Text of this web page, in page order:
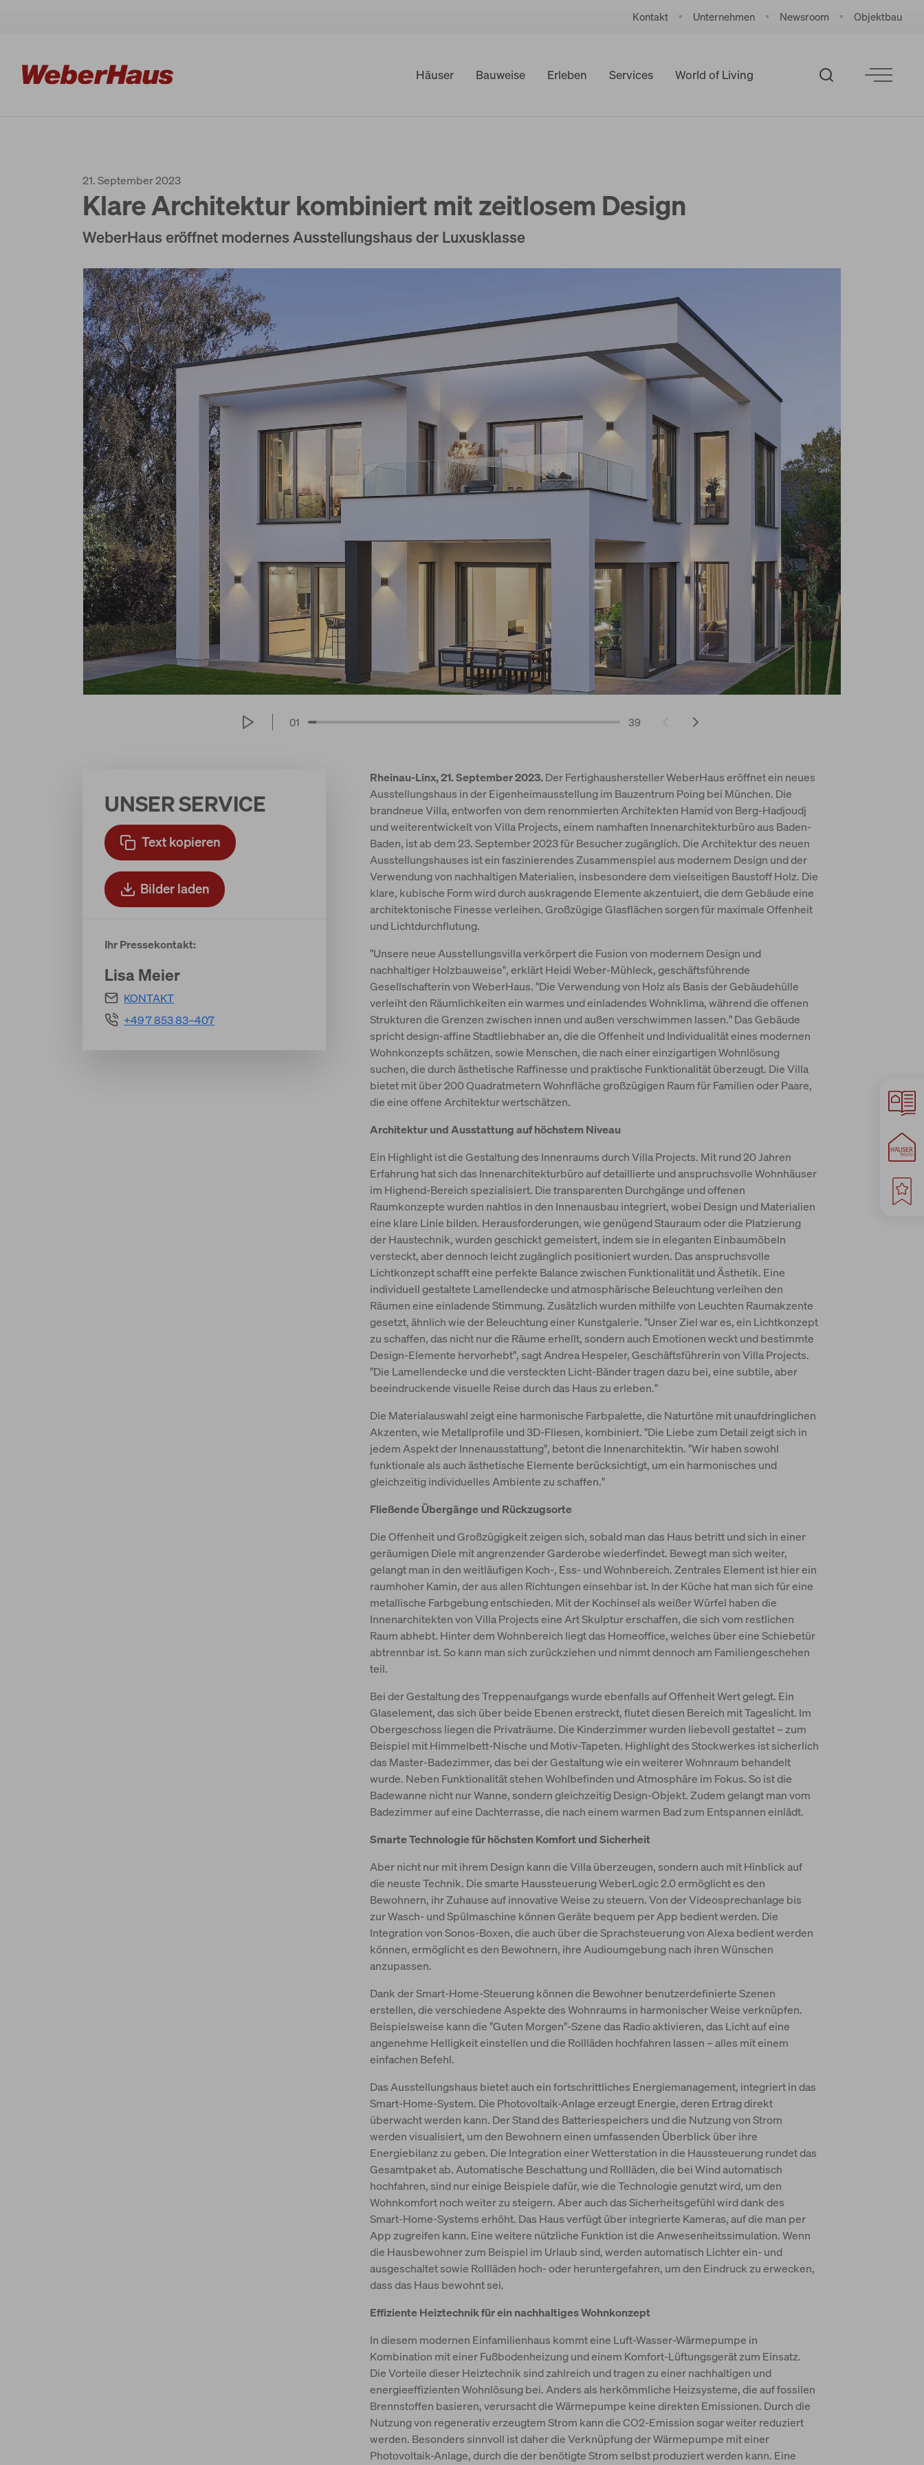
Kontakt Unternehmen Newsroom Objektbau
Häuser Bauweise Erleben Services World of Living
21. September 2023
Klare Architektur kombiniert mit zeitlosem Design
WeberHaus eröffnet modernes Ausstellungshaus der Luxusklasse
01 39
Rheinau-Linx, 21. September 2023. Der Fertighaushersteller WeberHaus eröffnet ein neues
Ausstellungshaus in der Eigenheimausstellung im Bauzentrum Poing bei München. Die
brandneue Villa, entworfen von dem renommierten Architekten Hamid von Berg-Hadjoudj
und weiterentwickelt von Villa Projects, einem namhaften Innenarchitekturbüro aus Baden-
Baden, ist ab dem 23. September 2023 für Besucher zugänglich. Die Architektur des neuen
Ausstellungshauses ist ein faszinierendes Zusammenspiel aus modernem Design und der
Verwendung von nachhaltigen Materialien, insbesondere dem vielseitigen Baustoff Holz. Die
klare, kubische Form wird durch auskragende Elemente akzentuiert, die dem Gebäude eine
architektonische Finesse verleihen. Großzügige Glasflächen sorgen für maximale Offenheit
und Lichtdurchflutung.
"Unsere neue Ausstellungsvilla verkörpert die Fusion von modernem Design und
nachhaltiger Holzbauweise", erklärt Heidi Weber-Mühleck, geschäftsführende
Gesellschafterin von WeberHaus. "Die Verwendung von Holz als Basis der Gebäudehülle
verleiht den Räumlichkeiten ein warmes und einladendes Wohnklima, während die offenen
Strukturen die Grenzen zwischen innen und außen verschwimmen lassen." Das Gebäude
spricht design-affine Stadtliebhaber an, die die Offenheit und Individualität eines modernen
Wohnkonzepts schätzen, sowie Menschen, die nach einer einzigartigen Wohnlösung
suchen, die durch ästhetische Raffinesse und praktische Funktionalität überzeugt. Die Villa
bietet mit über 200 Quadratmetern Wohnfläche großzügigen Raum für Familien oder Paare,
die eine offene Architektur wertschätzen.
Architektur und Ausstattung auf höchstem Niveau
Ein Highlight ist die Gestaltung des Innenraums durch Villa Projects. Mit rund 20 Jahren
Erfahrung hat sich das Innenarchitekturbüro auf detaillierte und anspruchsvolle Wohnhäuser
im Highend-Bereich spezialisiert. Die transparenten Durchgänge und offenen
Raumkonzepte wurden nahtlos in den Innenausbau integriert, wobei Design und Materialien
eine klare Linie bilden. Herausforderungen, wie genügend Stauraum oder die Platzierung
der Haustechnik, wurden geschickt gemeistert, indem sie in eleganten Einbaumöbeln
versteckt, aber dennoch leicht zugänglich positioniert wurden. Das anspruchsvolle
Lichtkonzept schafft eine perfekte Balance zwischen Funktionalität und Ästhetik. Eine
individuell gestaltete Lamellendecke und atmosphärische Beleuchtung verleihen den
Räumen eine einladende Stimmung. Zusätzlich wurden mithilfe von Leuchten Raumakzente
gesetzt, ähnlich wie der Beleuchtung einer Kunstgalerie. "Unser Ziel war es, ein Lichtkonzept
zu schaffen, das nicht nur die Räume erhellt, sondern auch Emotionen weckt und bestimmte
Design-Elemente hervorhebt", sagt Andrea Hespeler, Geschäftsführerin von Villa Projects.
"Die Lamellendecke und die versteckten Licht-Bänder tragen dazu bei, eine subtile, aber
beeindruckende visuelle Reise durch das Haus zu erleben."
Die Materialauswahl zeigt eine harmonische Farbpalette, die Naturtöne mit unaufdringlichen
Akzenten, wie Metallprofile und 3D-Fliesen, kombiniert. "Die Liebe zum Detail zeigt sich in
jedem Aspekt der Innenausstattung", betont die Innenarchitektin. "Wir haben sowohl
funktionale als auch ästhetische Elemente berücksichtigt, um ein harmonisches und
gleichzeitig individuelles Ambiente zu schaffen."
Fließende Übergänge und Rückzugsorte
Die Offenheit und Großzügigkeit zeigen sich, sobald man das Haus betritt und sich in einer
geräumigen Diele mit angrenzender Garderobe wiederfindet. Bewegt man sich weiter,
gelangt man in den weitläufigen Koch-, Ess- und Wohnbereich. Zentrales Element ist hier ein
raumhoher Kamin, der aus allen Richtungen einsehbar ist. In der Küche hat man sich für eine
metallische Farbgebung entschieden. Mit der Kochinsel als weißer Würfel haben die
Innenarchitekten von Villa Projects eine Art Skulptur erschaffen, die sich vom restlichen
Raum abhebt. Hinter dem Wohnbereich liegt das Homeoffice, welches über eine Schiebetür
abtrennbar ist. So kann man sich zurückziehen und nimmt dennoch am Familiengeschehen
teil.
Bei der Gestaltung des Treppenaufgangs wurde ebenfalls auf Offenheit Wert gelegt. Ein
Glaselement, das sich über beide Ebenen erstreckt, flutet diesen Bereich mit Tageslicht. Im
Obergeschoss liegen die Privaträume. Die Kinderzimmer wurden liebevoll gestaltet – zum
Beispiel mit Himmelbett-Nische und Motiv-Tapeten. Highlight des Stockwerkes ist sicherlich
das Master-Badezimmer, das bei der Gestaltung wie ein weiterer Wohnraum behandelt
wurde. Neben Funktionalität stehen Wohlbefinden und Atmosphäre im Fokus. So ist die
Badewanne nicht nur Wanne, sondern gleichzeitig Design-Objekt. Zudem gelangt man vom
Badezimmer auf eine Dachterrasse, die nach einem warmen Bad zum Entspannen einlädt.
Smarte Technologie für höchsten Komfort und Sicherheit
Aber nicht nur mit ihrem Design kann die Villa überzeugen, sondern auch mit Hinblick auf
die neuste Technik. Die smarte Haussteuerung WeberLogic 2.0 ermöglicht es den
Bewohnern, ihr Zuhause auf innovative Weise zu steuern. Von der Videosprechanlage bis
zur Wasch- und Spülmaschine können Geräte bequem per App bedient werden. Die
Integration von Sonos-Boxen, die auch über die Sprachsteuerung von Alexa bedient werden
können, ermöglicht es den Bewohnern, ihre Audioumgebung nach ihren Wünschen
anzupassen.
Dank der Smart-Home-Steuerung können die Bewohner benutzerdefinierte Szenen
erstellen, die verschiedene Aspekte des Wohnraums in harmonischer Weise verknüpfen.
Beispielsweise kann die "Guten Morgen"-Szene das Radio aktivieren, das Licht auf eine
angenehme Helligkeit einstellen und die Rollläden hochfahren lassen – alles mit einem
einfachen Befehl.
Das Ausstellungshaus bietet auch ein fortschrittliches Energiemanagement, integriert in das
Smart-Home-System. Die Photovoltaik-Anlage erzeugt Energie, deren Ertrag direkt
überwacht werden kann. Der Stand des Batteriespeichers und die Nutzung von Strom
werden visualisiert, um den Bewohnern einen umfassenden Überblick über ihre
Energiebilanz zu geben. Die Integration einer Wetterstation in die Haussteuerung rundet das
Gesamtpaket ab. Automatische Beschattung und Rollläden, die bei Wind automatisch
hochfahren, sind nur einige Beispiele dafür, wie die Technologie genutzt wird, um den
Wohnkomfort noch weiter zu steigern. Aber auch das Sicherheitsgefühl wird dank des
Smart-Home-Systems erhöht. Das Haus verfügt über integrierte Kameras, auf die man per
App zugreifen kann. Eine weitere nützliche Funktion ist die Anwesenheitssimulation. Wenn
die Hausbewohner zum Beispiel im Urlaub sind, werden automatisch Lichter ein- und
ausgeschaltet sowie Rollläden hoch- oder heruntergefahren, um den Eindruck zu erwecken,
dass das Haus bewohnt sei.
Effiziente Heiztechnik für ein nachhaltiges Wohnkonzept
In diesem modernen Einfamilienhaus kommt eine Luft-Wasser-Wärmepumpe in
Kombination mit einer Fußbodenheizung und einem Komfort-Lüftungsgerät zum Einsatz.
Die Vorteile dieser Heiztechnik sind zahlreich und tragen zu einer nachhaltigen und
energieeffizienten Wohnlösung bei. Anders als herkömmliche Heizsysteme, die auf fossilen
Brennstoffen basieren, verursacht die Wärmepumpe keine direkten Emissionen. Durch die
Nutzung von regenerativ erzeugtem Strom kann die CO2-Emission sogar weiter reduziert
werden. Besonders sinnvoll ist daher die Verknüpfung der Wärmepumpe mit einer
Photovoltaik-Anlage, durch die der benötigte Strom selbst produziert werden kann. Eine
UNSER SERVICE
Text kopieren
Bilder laden
Ihr Pressekontakt:
Lisa Meier
KONTAKT
+49 7 853 83–407
Bauweise
Services
World of Living